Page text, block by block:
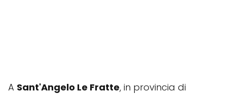
A Sant'Angelo Le Fratte, in provincia di